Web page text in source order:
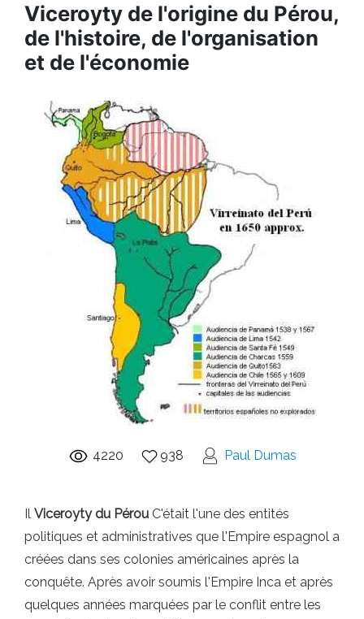
Viceroyty de l'origine du Pérou,
de l'histoire, de l'organisation
et de l'économie
4220 938 Paul Dumas
Il Viceroyty du Pérou C'était l'une des entités
politiques et administratives que l'Empire espagnol a
créées dans ses colonies américaines après la
conquête. Après avoir soumis l'Empire Inca et après
quelques années marquées par le conflit entre les